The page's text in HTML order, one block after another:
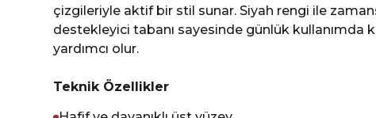
çizgileriyle aktif bir stil sunar. Siyah rengi ile
destekleyici tabanı sayesinde günlük kullanımda
yardımcı olur.
Teknik Özellikler